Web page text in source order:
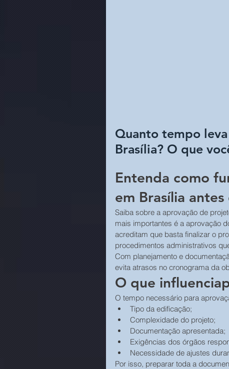
Quanto tempo
Brasília? O que
Entenda como
em Brasília
Saiba sobre a aprovação de
mais importantes é a aprovação
acreditam que basta finalizar o
procedimentos administrativos
Com planejamento e
evita atrasos no cronograma da
O que
O tempo necessário para
Tipo da edificação;
Complexidade do projeto;
Documentação apresentada;
Exigências dos órgãos
Necessidade de ajustes
Por isso, preparar toda a